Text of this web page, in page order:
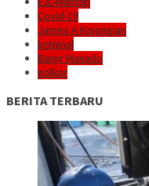
Covid-19
James A Kojongian
kriminal
Banjir Manado
golkar
BERITA TERBARU